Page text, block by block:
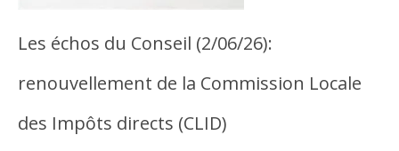
Les échos du Conseil (2/06/26):
renouvellement de la Commission Locale
des Impôts directs (CLID)